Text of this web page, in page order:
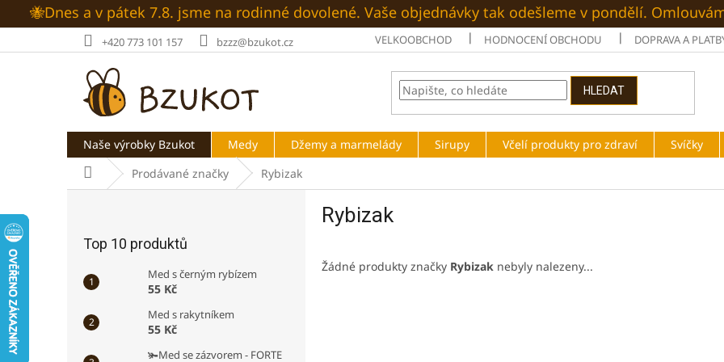
🐝Dnes a v pátek 7.8. jsme na rodinné dovolené. Vaše objednávky tak odešleme v pondělí.
+420 773 101 157 bzzz@bzukot.cz VELKOOBCHOD HODNOCENÍ OBCHODU DOPRAVA A
HLEDAT
Naše výrobky Bzukot Medy Džemy a marmelády Sirupy Včelí produkty pro zdraví Svíčky
Domů Prodávané značky Rybizak
Top 10 produktů
Med s černým rybízem
55 Kč
Med s rakytníkem
55 Kč
🫚Med se zázvorem - FORTE
Rybizak
Žádné produkty značky Rybizak nebyly nalezeny...